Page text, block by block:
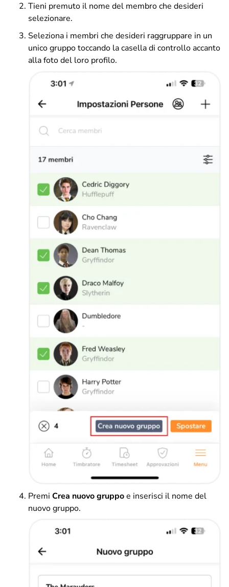
Tieni premuto il nome del membro che desideri
selezionare.
Seleziona i membri che desideri raggruppare in un
unico gruppo toccando la casella di controllo accanto
alla foto del loro profilo.
Premi Crea nuovo gruppoe inserisci il nome del
nuovo gruppo.